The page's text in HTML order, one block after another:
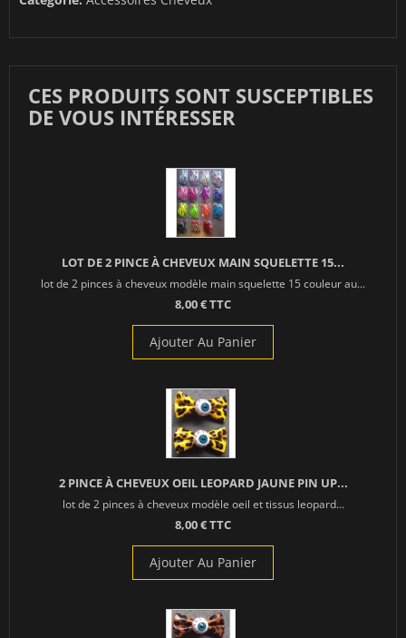
CES PRODUITS SONT SUSCEPTIBLES
DE VOUS INTÉRESSER
LOT DE 2 PINCE À CHEVEUX MAIN SQUELETTE 15...
lot de 2 pinces à cheveux modèle main squelette 15 couleur au...
8,00 € TTC
Ajouter Au Panier
2 PINCE À CHEVEUX OEIL LEOPARD JAUNE PIN UP...
lot de 2 pinces à cheveux modèle oeil et tissus leopard...
8,00 € TTC
Ajouter Au Panier